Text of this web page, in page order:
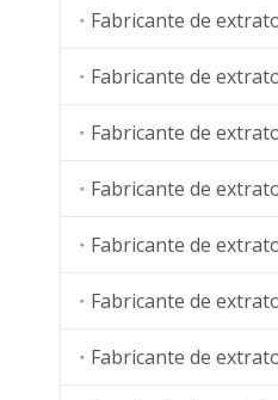
Fabricante de
Fabricante de
Fabricante de